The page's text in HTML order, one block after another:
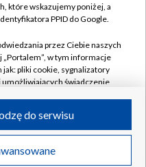
S.A. w likwidacji
które wskazujemy poniżej, a
PPID do Google.
przez Ciebie naszych
„Portalem”, w tym informacje
pliki cookie, sygnalizatory
świadczenie
przez Ciebie
jak adresy IP, identyfikatory
do serwisu